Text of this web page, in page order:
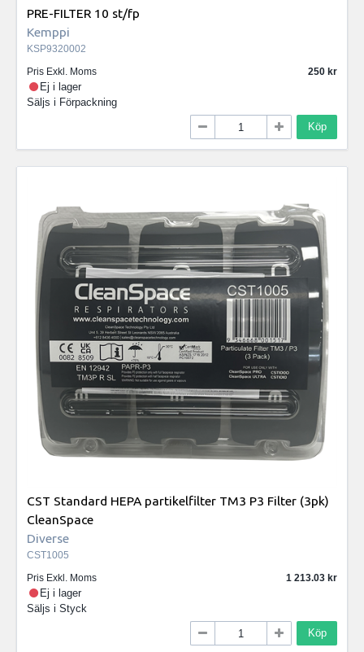
PRE-FILTER 10 st/fp
Kemppi
KSP9320002
Pris Exkl. Moms
250
Ej i lager
Säljs i Förpackning
Köp
CST Standard HEPA partikelfilter TM3 P3 Filter (3pk)
CleanSpace
Diverse
CST1005
Pris Exkl. Moms
1 213.03
Ej i lager
Säljs i Styck
Köp